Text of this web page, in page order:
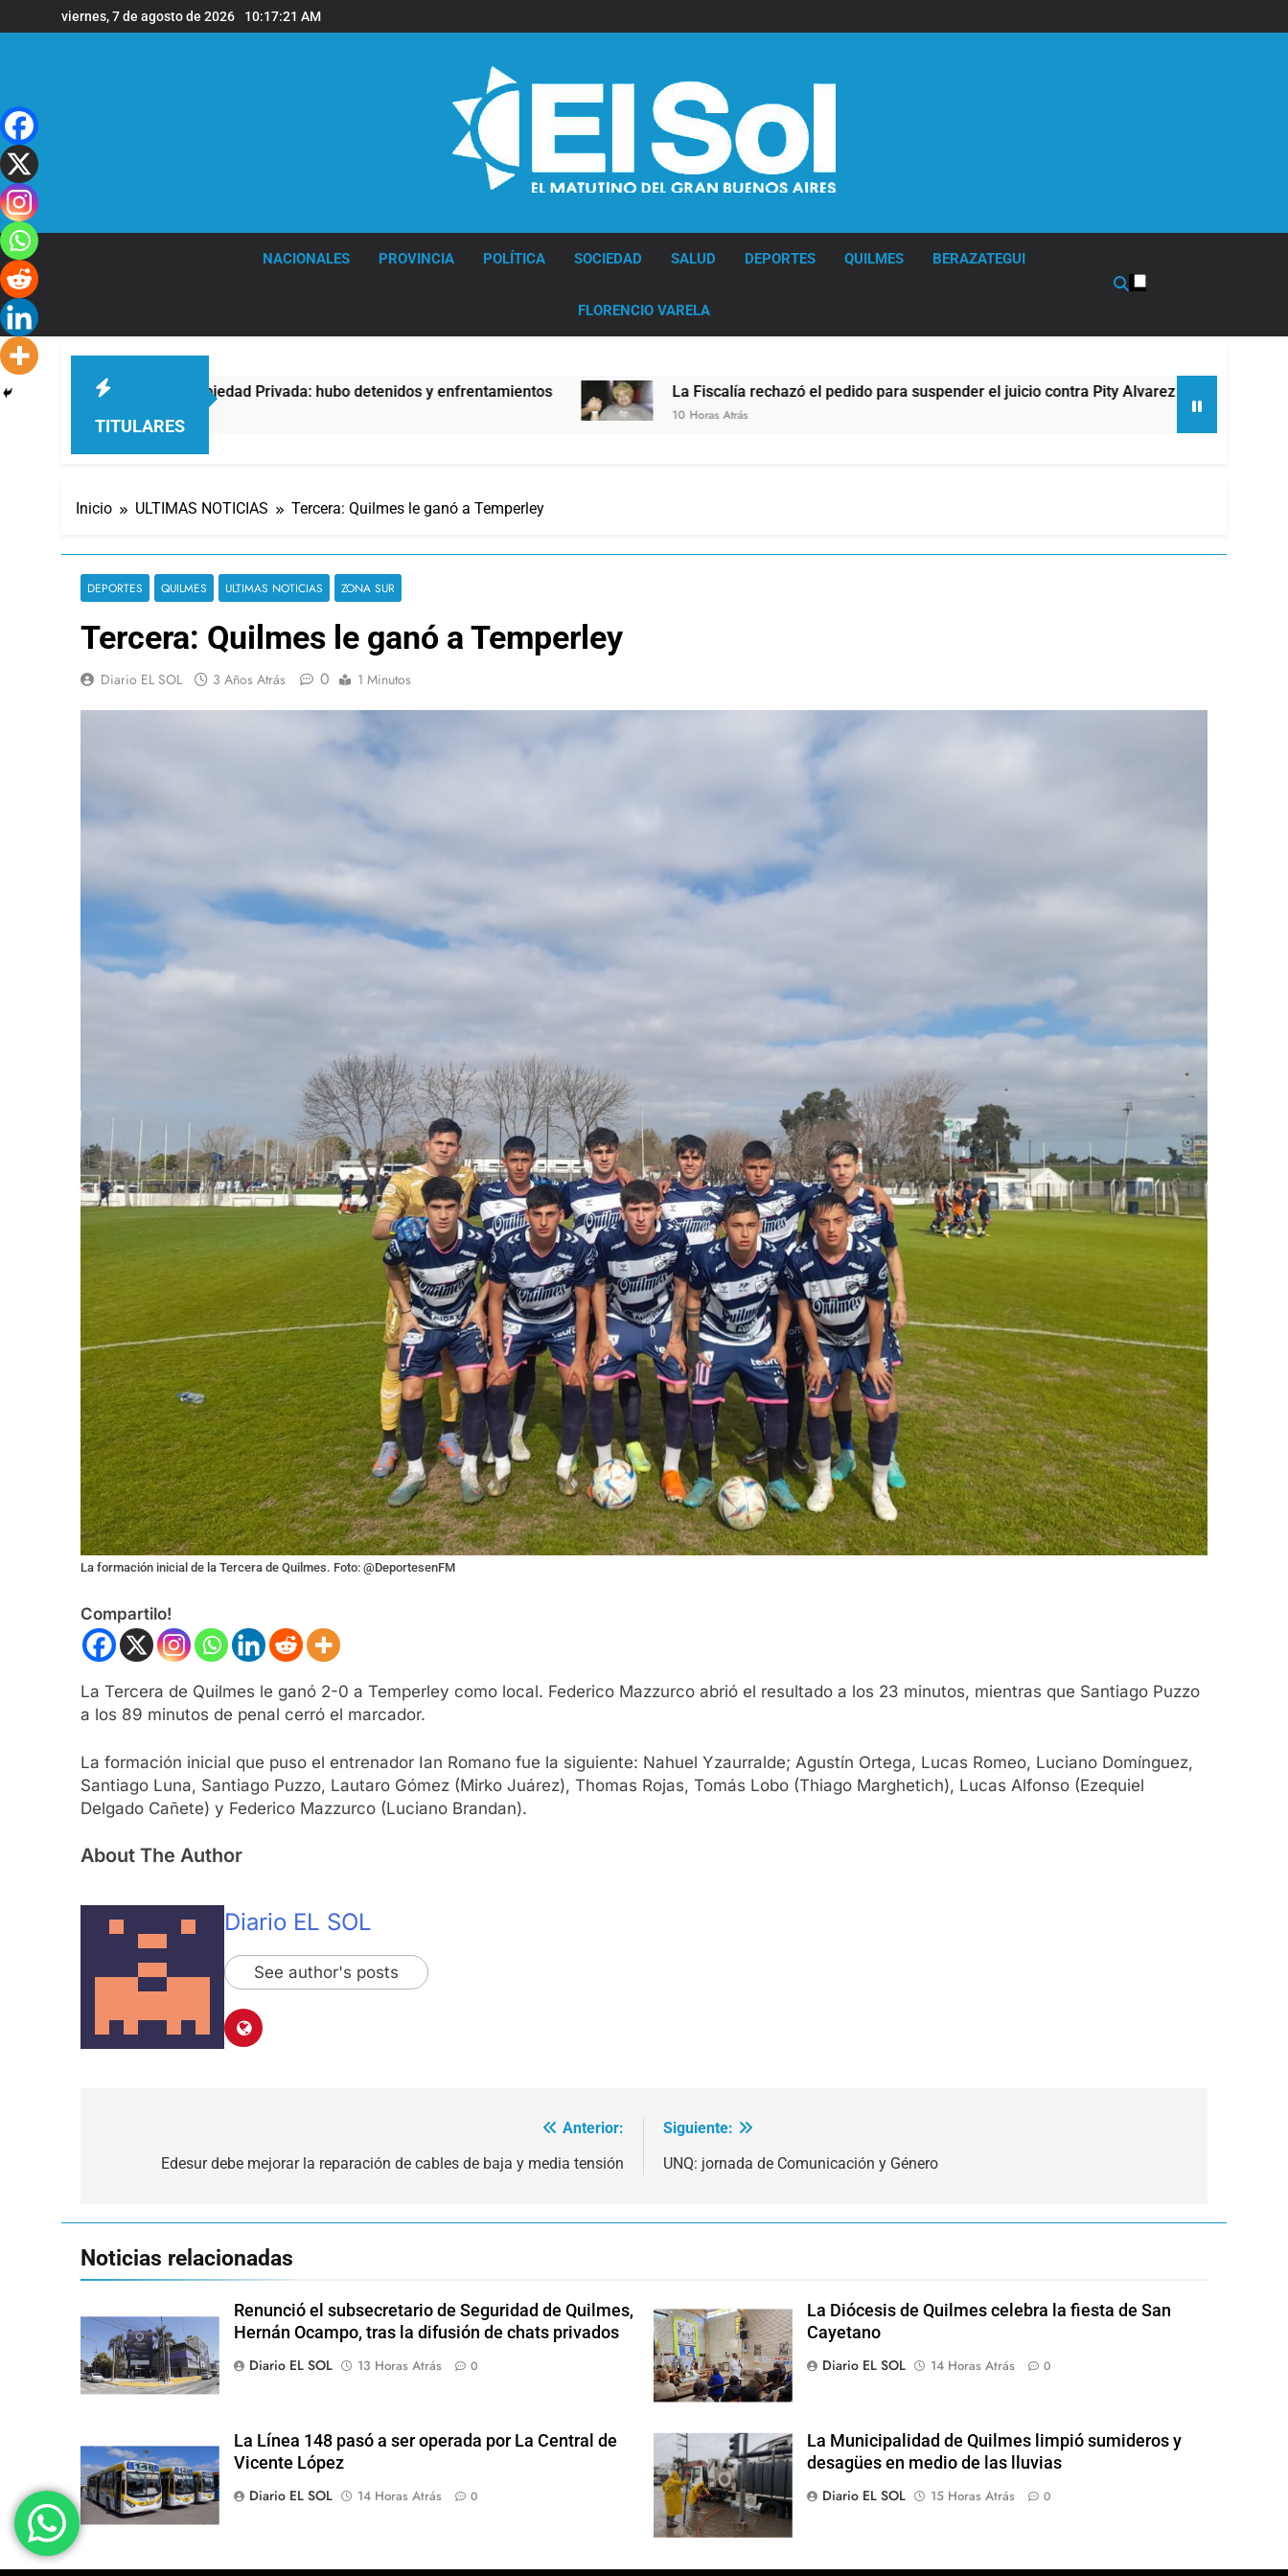
al
viernes, 7 de agosto de 2026 10:17:22 AM
NACIONALES PROVINCIA POLÍTICA SOCIEDAD SALUD DEPORTES QUILMES BERAZATEGUI
FLORENCIO VARELA
TITULARES
de Propiedad Privada: hubo detenidos y enfrentamientos La Fiscalía rechazó el pedido para suspender el juicio contra Pity Alvarez
10 Horas Atrás
67 barrios full
11 Horas Atrás
Inicio ULTIMAS NOTICIAS Tercera: Quilmes le ganó a Temperley
DEPORTES QUILMES ULTIMAS NOTICIAS ZONA SUR
Tercera: Quilmes le ganó a Temperley
Diario EL SOL 3 Años Atrás 0 1 Minutos
La formación inicial de la Tercera de Quilmes. Foto: @DeportesenFM
Compartilo!
La Tercera de Quilmes le ganó 2-0 a Temperley como local. Federico Mazzurco abrió el resultado a los 23 minutos, mientras que Santiago Puzzo
a los 89 minutos de penal cerró el marcador.
La formación inicial que puso el entrenador Ian Romano fue la siguiente: Nahuel Yzaurralde; Agustín Ortega, Lucas Romeo, Luciano Domínguez,
Santiago Luna, Santiago Puzzo, Lautaro Gómez (Mirko Juárez), Thomas Rojas, Tomás Lobo (Thiago Marghetich), Lucas Alfonso (Ezequiel
Delgado Cañete) y Federico Mazzurco (Luciano Brandan).
About The Author
Diario EL SOL
See author's posts
Anterior:
Edesur debe mejorar la reparación de cables de baja y media tensión
Siguiente:
UNQ: jornada de Comunicación y Género
Noticias relacionadas
Renunció el subsecretario de Seguridad de Quilmes,
Hernán Ocampo, tras la difusión de chats privados
Diario EL SOL
13 Horas Atrás 0
La Diócesis de Quilmes celebra la fiesta de San
Cayetano
Diario EL SOL
14 Horas Atrás 0
La Línea 148 pasó a ser operada por La Central de
Vicente López
Diario EL SOL
14 Horas Atrás 0
La Municipalidad de Quilmes limpió sumideros y
desagües en medio de las lluvias
Diario EL SOL
15 Horas Atrás 0